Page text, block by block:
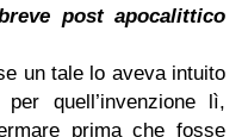
post apocalittico
un tale lo aveva intuito
quell’invenzione lì,
prima che fosse